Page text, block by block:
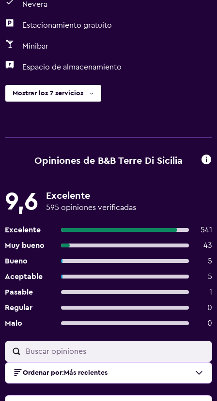
Nevera
Estacionamiento gratuito
Minibar
Espacio de almacenamiento
Mostrar los 7 servicios
Opiniones de B&B Terre Di Sicilia
9,6 Excelente
595 opiniones verificadas
Excelente
541
Muy bueno
43
Bueno
5
Aceptable
5
Pasable
1
Regular
0
Malo
0
Ordenar por: Más recientes